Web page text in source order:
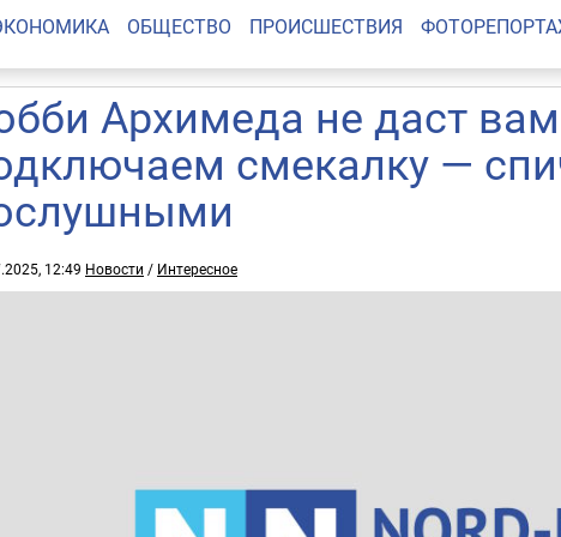
ОБЩЕСТВО ПРОИСШЕСТВИЯ
Архимеда не даст вам
смекалку —
12:49 Новости / Интересное